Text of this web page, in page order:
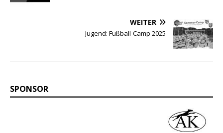
WEITER
Jugend: Fußball-Camp 2025
SPONSOR